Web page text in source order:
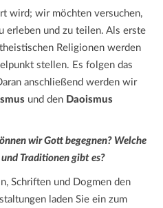
wird; wir möchten versuchen,
erleben und zu teilen. Als erste
Religionen werden
stellen. Es folgen das
anschließend werden wir
und den Daoismus
wir Gott begegnen? Welche
Traditionen gibt es?
Schriften und Dogmen den
laden Sie ein zum